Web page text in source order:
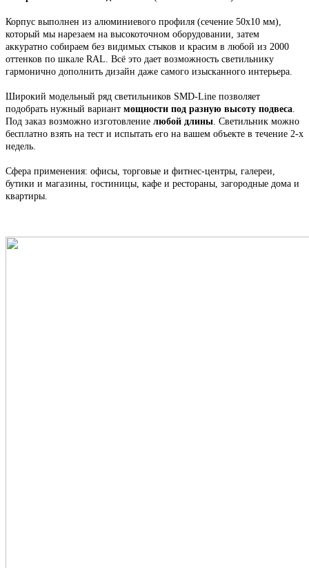
Корпус выполнен из алюминиевого профиля (сечение 50х10 мм),
который мы нарезаем на высокоточном оборудовании, затем
аккуратно собираем без видимых стыков и красим в любой из 2000
оттенков по шкале RAL. Всё это дает возможность светильнику
гармонично дополнить дизайн даже самого изысканного интерьера.
Широкий модельный ряд светильников SMD-Line позволяет
подобрать нужный вариант мощности под разную высоту подвеса.
Под заказ возможно изготовление любой длины. Светильник можно
бесплатно взять на тест и испытать его на вашем объекте в течение 2-х
недель.
Сфера применения: офисы, торговые и фитнес-центры, галереи,
бутики и магазины, гостиницы, кафе и рестораны, загородные дома и
квартиры.